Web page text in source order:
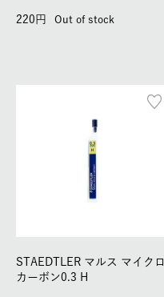
220 Out of stock
STAEDTLER マルス マイクロ
カーボン0.3 H